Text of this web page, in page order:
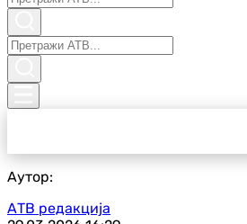
Аутор:
АТВ редакција